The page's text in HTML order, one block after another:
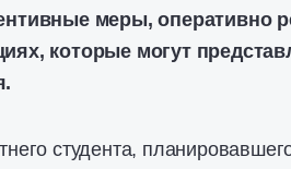
меры, оперативно
которые могут
студента,